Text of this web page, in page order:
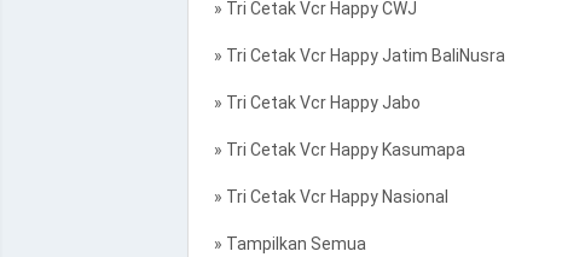
» Tri Cetak Vcr Happy CWJ
» Tri Cetak Vcr Happy Jatim BaliNusra
» Tri Cetak Vcr Happy Jabo
» Tri Cetak Vcr Happy Kasumapa
» Tri Cetak Vcr Happy Nasional
» Tampilkan Semua